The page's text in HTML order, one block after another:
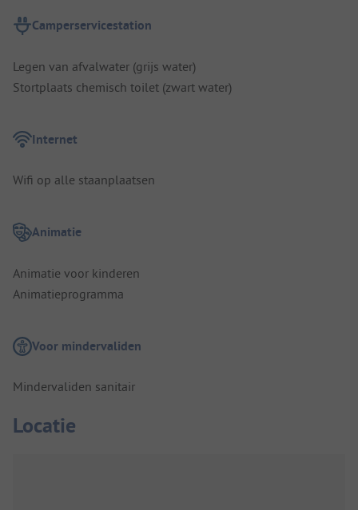
Camperservicestation
Legen van afvalwater (grijs water)
Stortplaats chemisch toilet (zwart water)
Internet
Wifi op alle staanplaatsen
Animatie
Animatie voor kinderen
Animatieprogramma
Voor mindervaliden
Mindervaliden sanitair
Locatie